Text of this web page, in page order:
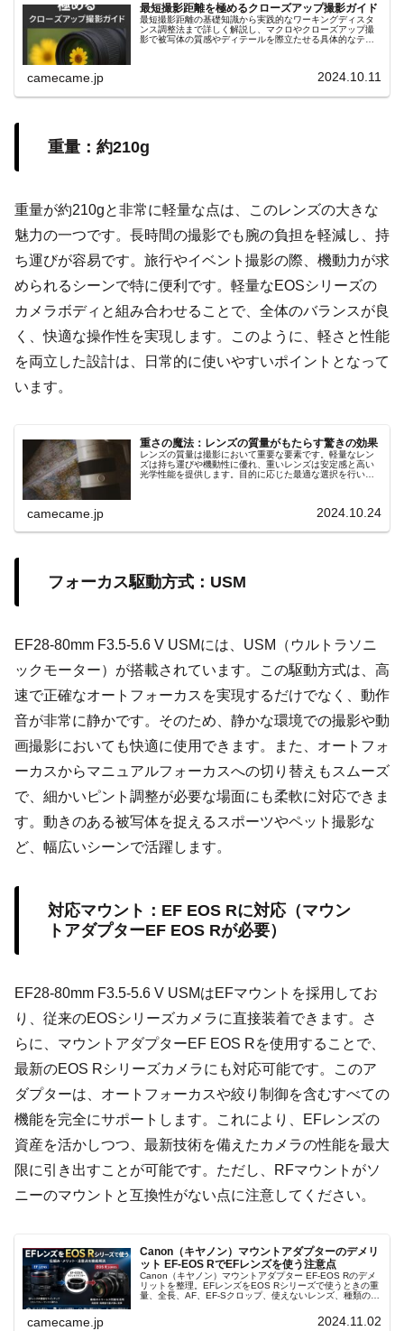
最短撮影距離を極めるクローズアップ撮影ガイド
最短撮影距離の基礎知識から実践的なワーキングディスタ
ンス調整法まで詳しく解説し、マクロやクローズアップ撮
影で被写体の質感やディテールを際立たせる具体的なテク
camecame.jp 2024.10.11
重量：約210g
重量が約210gと非常に軽量な点は、このレンズの大きな
魅力の一つです。長時間の撮影でも腕の負担を軽減し、持
ち運びが容易です。旅行やイベント撮影の際、機動力が求
められるシーンで特に便利です。軽量なEOSシリーズの
カメラボディと組み合わせることで、全体のバランスが良
く、快適な操作性を実現します。このように、軽さと性能
を両立した設計は、日常的に使いやすいポイントとなって
います。
重さの魔法：レンズの質量がもたらす驚きの効果
レンズの質量は撮影において重要な要素です。軽量なレン
ズは持ち運びや機動性に優れ、重いレンズは安定感と高い
光学性能を提供します。目的に応じた最適な選択を行い、
camecame.jp 2024.10.24
フォーカス駆動方式：USM
EF28-80mm F3.5-5.6 V USMには、USM（ウルトラソニ
ックモーター）が搭載されています。この駆動方式は、高
速で正確なオートフォーカスを実現するだけでなく、動作
音が非常に静かです。そのため、静かな環境での撮影や動
画撮影においても快適に使用できます。また、オートフォ
ーカスからマニュアルフォーカスへの切り替えもスムーズ
で、細かいピント調整が必要な場面にも柔軟に対応できま
す。動きのある被写体を捉えるスポーツやペット撮影な
ど、幅広いシーンで活躍します。
対応マウント：EF EOS Rに対応（マウン
トアダプターEF EOS Rが必要）
EF28-80mm F3.5-5.6 V USMはEFマウントを採用してお
り、従来のEOSシリーズカメラに直接装着できます。さ
らに、マウントアダプターEF EOS Rを使用することで、
最新のEOS Rシリーズカメラにも対応可能です。このア
ダプターは、オートフォーカスや絞り制御を含むすべての
機能を完全にサポートします。これにより、EFレンズの
資産を活かしつつ、最新技術を備えたカメラの性能を最大
限に引き出すことが可能です。ただし、RFマウントがソ
ニーのマウントと互換性がない点に注意してください。
Canon（キヤノン）マウントアダプターのデメリ
ット EF-EOS RでEFレンズを使う注意点
Canon（キヤノン）マウントアダプター EF-EOS Rのデメ
リットを整理。EFレンズをEOS Rシリーズで使うときの重
量、全長、AF、EF-Sクロップ、使えないレンズ、種類の選
camecame.jp 2024.11.02